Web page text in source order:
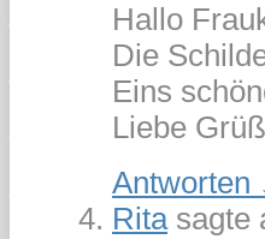
Hallo
Die
Eins
Liebe
Antworten
Ritasagte